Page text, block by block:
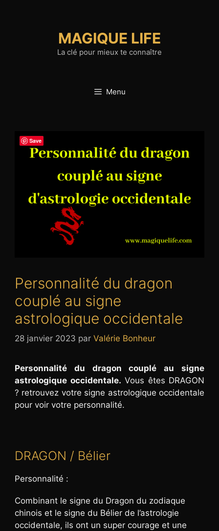
MAGIQUE LIFE
La clé pour mieux te connaître
Menu
Personnalité du dragon
couplé au signe
astrologique occidentale
28 janvier 2023 par Valérie Bonheur
Personnalité du dragon couplé au signe
astrologique occidentale. Vous êtes DRAGON
? retrouvez votre signe astrologique occidentale
pour voir votre personnalité.
DRAGON / Bélier
Personnalité :
Combinant le signe du Dragon du zodiaque
chinois et le signe du Bélier de l’astrologie
occidentale, ils ont un super courage et une
Save